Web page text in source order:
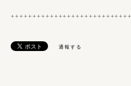
通報する